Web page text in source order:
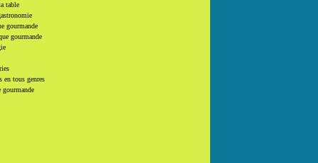
table
gourmande
gourmande
en tous genres
gourmande